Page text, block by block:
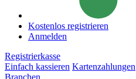
Kostenlos registrieren
Anmelden
Registrierkasse
Einfach kassieren Kartenzahlungen